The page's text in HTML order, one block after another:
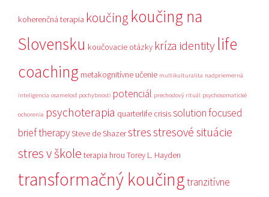
koherenčná terapia koučing koučing na
Slovensku koučovacie otázky kríza identity life
coaching metakognitívne učenie multikulturalita nadpriemerná
inteligencia osamelosť pochybnosti potenciál prechodový rituál psychosomatické
ochorenia psychoterapia quarterlife crisissolution focused
brief therapySteve de Shazerstresstresové situácie
stres v škole terapia hrou Torey L. Hayden
transformačný koučingtranzitívne